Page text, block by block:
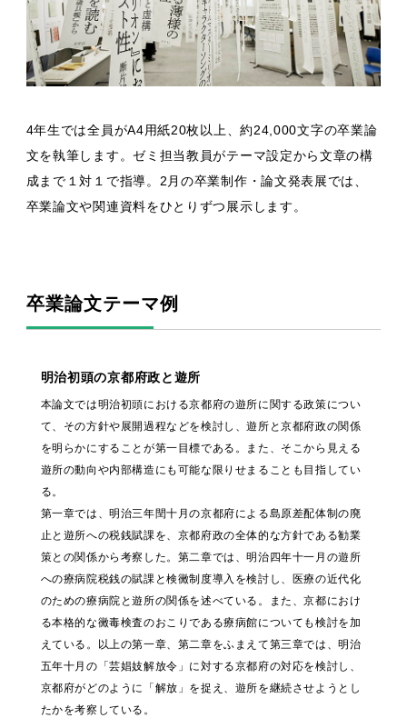
4年生では全員がA4用紙20枚以上、約24,000文字の卒業論
文を執筆します。ゼミ担当教員がテーマ設定から文章の構
成まで１対１で指導。2月の卒業制作・論文発表展では、
卒業論文や関連資料をひとりずつ展示します。
卒業論文テーマ例
明治初頭の京都府政と遊所
本論文では明治初頭における京都府の遊所に関する政策につい
て、その方針や展開過程などを検討し、遊所と京都府政の関係
を明らかにすることが第一目標である。また、そこから見える
遊所の動向や内部構造にも可能な限りせまることも目指してい
る。
第一章では、明治三年閏十月の京都府による島原差配体制の廃
止と遊所への税銭賦課を、京都府政の全体的な方針である勧業
策との関係から考察した。第二章では、明治四年十一月の遊所
への療病院税銭の賦課と検黴制度導入を検討し、医療の近代化
のための療病院と遊所の関係を述べている。また、京都におけ
る本格的な黴毒検査のおこりである療病館についても検討を加
えている。以上の第一章、第二章をふまえて第三章では、明治
五年十月の「芸娼妓解放令」に対する京都府の対応を検討し、
京都府がどのように「解放」を捉え、遊所を継続させようとし
たかを考察している。